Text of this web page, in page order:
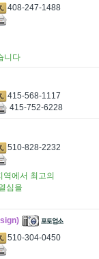
408-247-1488
니다
415-568-1117
415-752-6228
510-828-2232
에서 최고의
심을
510-304-0450